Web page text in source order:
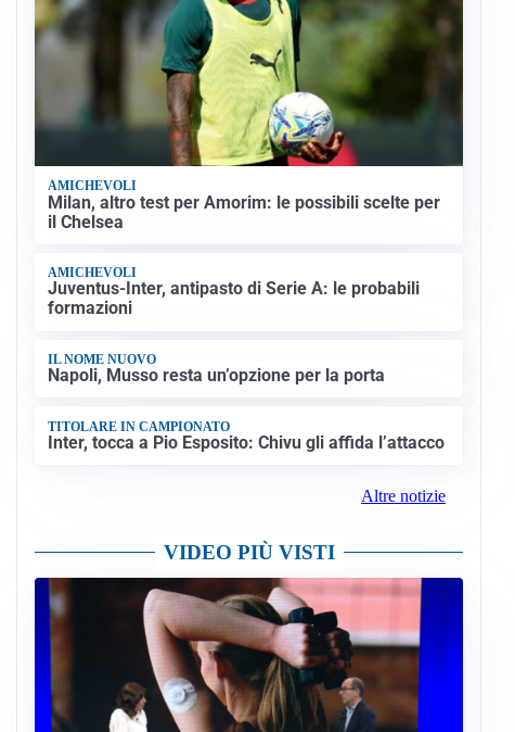
AMICHEVOLI
Milan, altro test per Amorim: le possibili scelte per
il Chelsea
AMICHEVOLI
Juventus-Inter, antipasto di Serie A: le probabili
formazioni
IL NOME NUOVO
Napoli, Musso resta un’opzione per la porta
TITOLARE IN CAMPIONATO
Inter, tocca a Pio Esposito: Chivu gli affida l’attacco
Altre notizie
VIDEO PIÙ VISTI